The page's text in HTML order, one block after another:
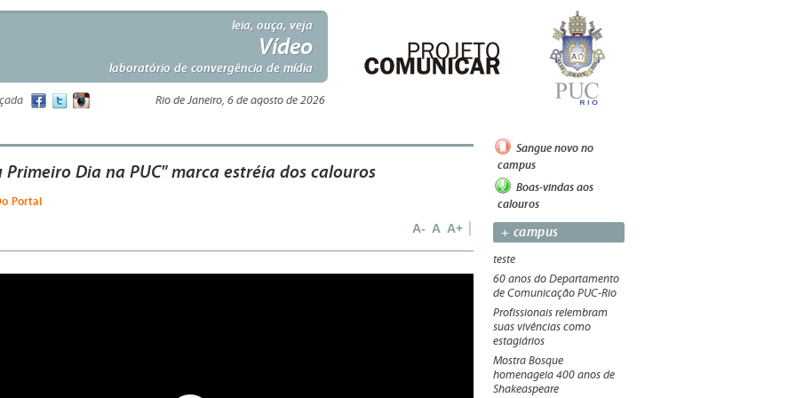
leia, ouça, veja
Vídeo
laboratório de convergência de mídia
Rio de Janeiro, 6 de agosto de 2026
Primeiro Dia na PUC" marca estréia dos calouros
Portal
A- A A+
Sangue novo no
campus
Boas-vindas aos
calouros
+ campus
teste
60 anos do Departamento
de Comunicação PUC-Rio
Profissionais relembram
suas vivências como
estagiários
Mostra Bosque
homenageia 400 anos de
Shakeaspeare